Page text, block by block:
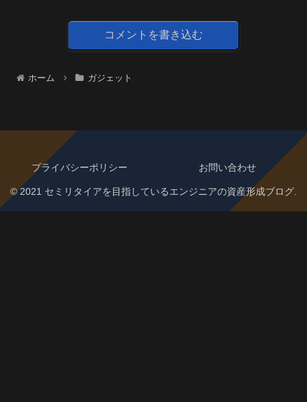
コメントを書き込む
ホーム ガジェット
プライバシーポリシー お問い合わせ
© 2021 セミリタイアを目指しているエンジニアの資産形成ブログ.